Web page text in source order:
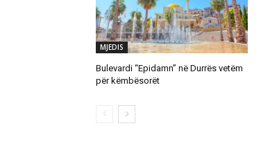
MJEDIS
Bulevardi “Epidamn” në Durrës vetëm
për këmbësorët